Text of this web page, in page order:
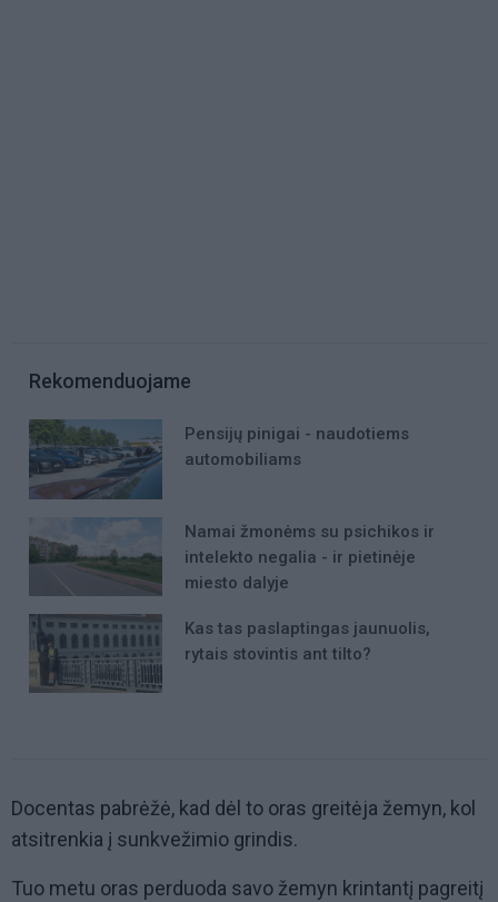
Rekomenduojame
Pensijų pinigai - naudotiems
automobiliams
Namai žmonėms su psichikos ir
intelekto negalia - ir pietinėje
miesto dalyje
Kas tas paslaptingas jaunuolis,
rytais stovintis ant tilto?
Docentas pabrėžė, kad dėl to oras greitėja žemyn, kol
atsitrenkia į sunkvežimio grindis.
Tuo metu oras perduoda savo žemyn krintantį pagreitį